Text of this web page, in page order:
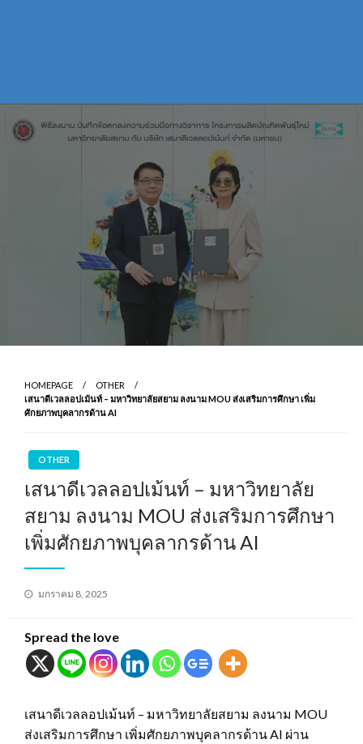
HOMEPAGE
OTHER
เสนาดีเวลลอปเม้นท์ – มหาวิทยาลัยสยาม ลงนาม MOU ส่งเสริมการศึกษา เพิ่ม
ศักยภาพบุคลากรด้าน AI
OTHER
เสนาดีเวลลอปเม้นท์ – มหาวิทยาลัย
สยาม ลงนาม MOU ส่งเสริมการศึกษา
เพิ่มศักยภาพบุคลากรด้าน AI
Posted
มกราคม 8, 2025
Spread the love
เสนาดีเวลลอปเม้นท์ – มหาวิทยาลัยสยาม ลงนาม MOU
ส่งเสริมการศึกษา เพิ่มศักยภาพบุคลากรด้าน AI ผ่าน